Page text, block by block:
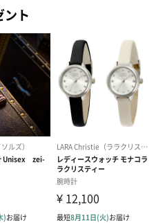
ホルボーン」から、人気不動
ッチへのオマージュで、時計
をもって39ミリの「ホルボー
示する窓や日付表示が備わ
トに月の満ち欠けを教えてく
流れるようにダブルドーム型
いたレッドのダイヤルを惹き
柔らかなレザーストラップ
トします。
#30代 #40代
ント